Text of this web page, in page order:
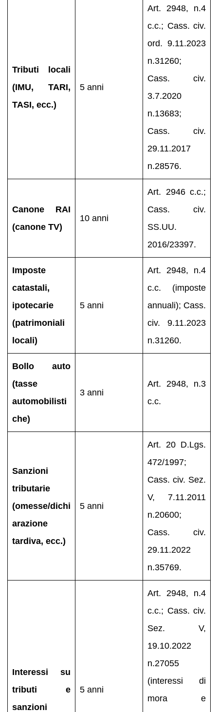
Tributi locali
(IMU, TARI,
TASI, ecc.)
5 anni
Art. 2948, n.4
c.c.; Cass. civ.
ord. 9.11.2023
n.31260;
Cass. civ.
3.7.2020
n.13683;
Cass. civ.
29.11.2017
n.28576.
Canone RAI
(canone TV)
10 anni
Art. 2946 c.c.;
Cass. civ.
SS.UU.
2016/23397.
Imposte
catastali,
ipotecarie
(patrimoniali
locali)
5 anni
Art. 2948, n.4
c.c. (imposte
annuali); Cass.
civ. 9.11.2023
n.31260.
Bollo auto
(tasse
automobilisti
che)
3 anni
Art. 2948, n.3
c.c.
Sanzioni
tributarie
(omesse/dichi
arazione
tardiva, ecc.)
5 anni
Art. 20 D.Lgs.
472/1997;
Cass. civ. Sez.
V, 7.11.2011
n.20600;
Cass. civ.
29.11.2022
n.35769.
Interessi su
tributi e
sanzioni
5 anni
Art. 2948, n.4
c.c.; Cass. civ.
Sez. V,
19.10.2022
n.27055
(interessi di
mora e